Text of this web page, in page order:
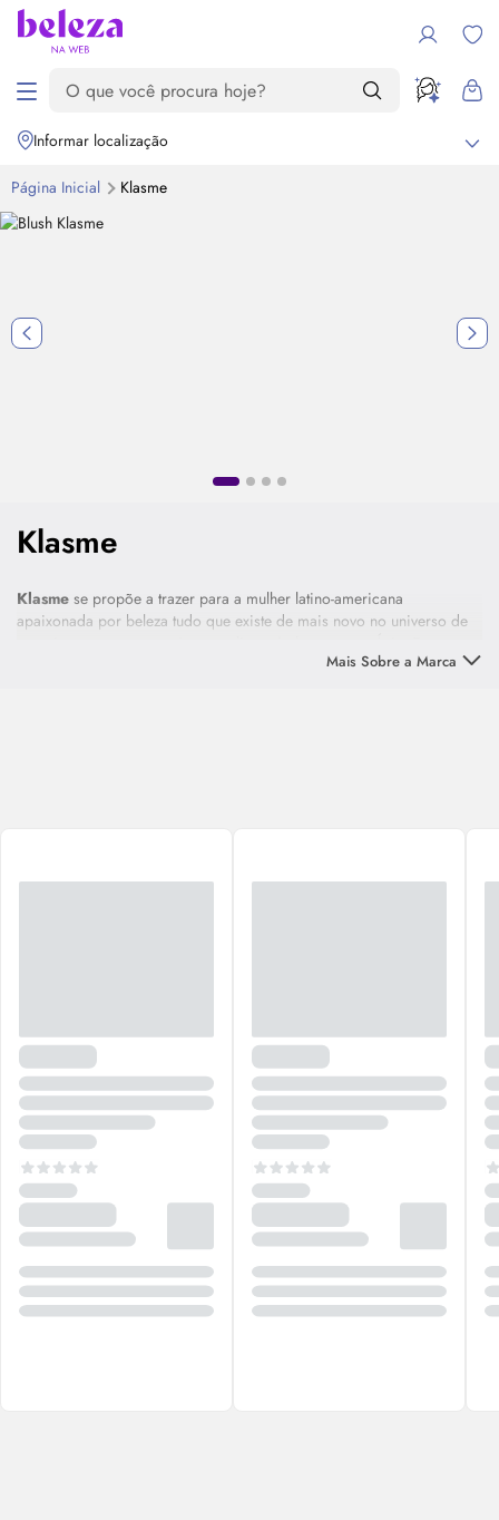
Informar localização
Página Inicial Klasme
Destaque
Klasme
Klasme se propõe a trazer para a mulher latino-americana
apaixonada por beleza tudo que existe de mais novo no universo de
Mais Sobre a Marca